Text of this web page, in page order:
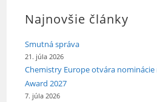
Najnovšie články
Smutná správa
21. júla 2026
Chemistry Europe otvára
Award 2027
7. júla 2026